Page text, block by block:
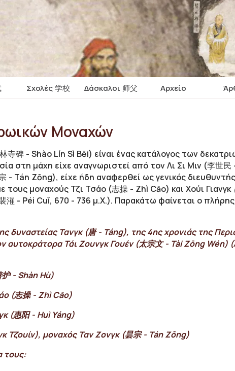
Σχολές 学校 Δάσκαλοι 师父 Αρχείο
Μοναχών
寺碑 - Shào Lín Sì Bēi) είναι ένας κατάλογος των
στη μάχη είχε αναγνωριστεί από τον Λι Σι Mιν (李世
- Tán Zōng), είχε ήδη αναφερθεί ως γενικός
μοναχούς Τζι Τσάο (志操 - Zhì Cāo) και Χούι Γιανγκ
漼 - Péi Cuǐ, 670 - 736 μ.Χ.). Παρακάτω φαίνεται ο
δυναστείας Τανγκ (唐 - Táng), της 4ης χρονιάς της
Τάι Ζουνγκ Γουέν (太宗文 - Tài Zōng Wén)
- Shàn Hù)
(志操 - Zhì Cāo)
(惠阳 - Huì Yáng)
Τζουίν), μοναχός Ταν Zονγκ (昙宗 - Tán Zōng)
τους: